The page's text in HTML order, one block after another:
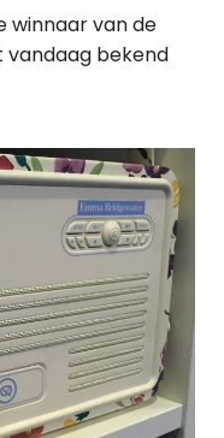
winnaar van de
vandaag bekend